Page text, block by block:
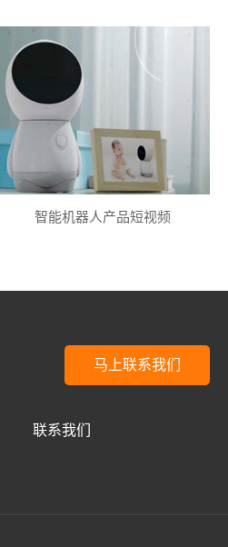
智能机器人产品短视频
马上联系我们
联系我们